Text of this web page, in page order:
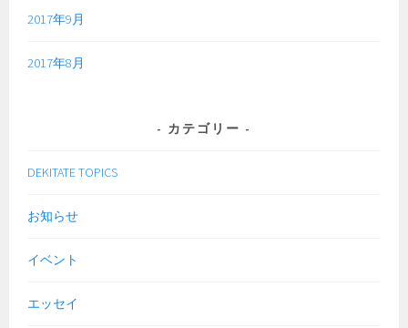
2017年9月
2017年8月
カテゴリー
DEKITATE TOPICS
お知らせ
イベント
エッセイ